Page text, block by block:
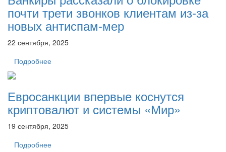
почти трети звонков клиентам из-за
новых антиспам-мер
22 сентября, 2025
Подробнее
Евросанкции впервые коснутся
криптовалют и системы «Мир»
19 сентября, 2025
Подробнее